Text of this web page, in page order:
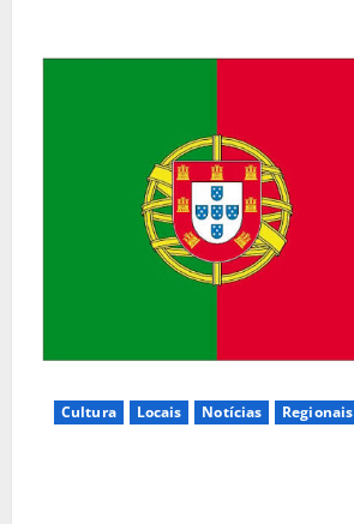
Cultura Locais Notícias Regionais